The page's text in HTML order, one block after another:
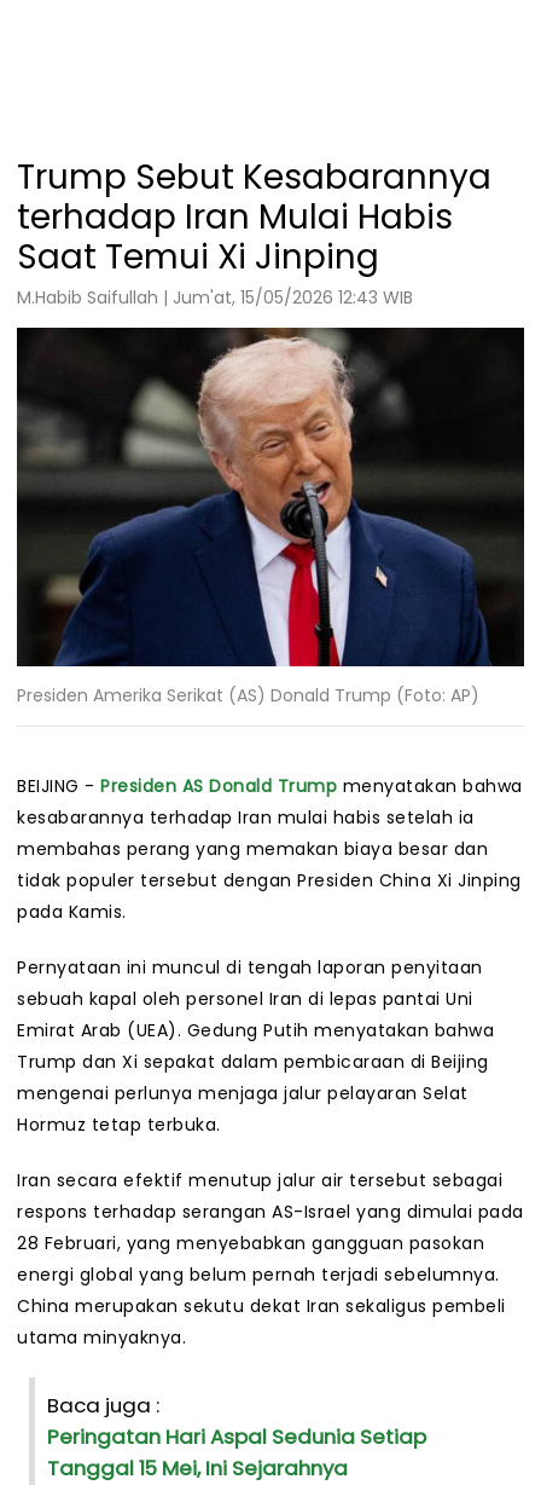
Trump Sebut Kesabarannya
terhadap Iran Mulai Habis
Saat Temui Xi Jinping
M.Habib Saifullah | Jum'at, 15/05/2026 12:43 WIB
Presiden Amerika Serikat (AS) Donald Trump (Foto: AP)
BEIJING - Presiden AS Donald Trump menyatakan bahwa
kesabarannya terhadap Iran mulai habis setelah ia
membahas perang yang memakan biaya besar dan
tidak populer tersebut dengan Presiden China Xi Jinping
pada Kamis.
Pernyataan ini muncul di tengah laporan penyitaan
sebuah kapal oleh personel Iran di lepas pantai Uni
Emirat Arab (UEA). Gedung Putih menyatakan bahwa
Trump dan Xi sepakat dalam pembicaraan di Beijing
mengenai perlunya menjaga jalur pelayaran Selat
Hormuz tetap terbuka.
Iran secara efektif menutup jalur air tersebut sebagai
respons terhadap serangan AS-Israel yang dimulai pada
28 Februari, yang menyebabkan gangguan pasokan
energi global yang belum pernah terjadi sebelumnya.
China merupakan sekutu dekat Iran sekaligus pembeli
utama minyaknya.
Baca juga :
Peringatan Hari Aspal Sedunia Setiap
Tanggal 15 Mei, Ini Sejarahnya